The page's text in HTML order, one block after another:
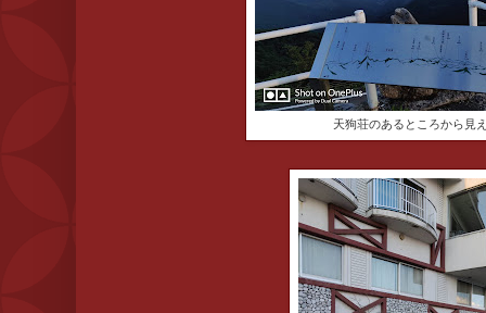
天狗荘のあるところから見